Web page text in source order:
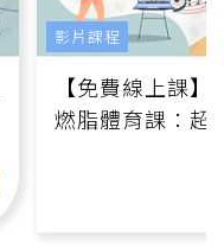
【免費線上課
燃脂體育課：超
影片課程